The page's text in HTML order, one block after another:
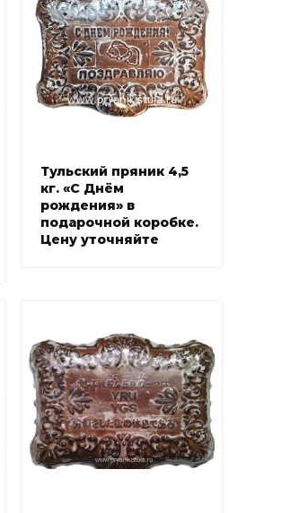
Тульский пряник 4,5
кг. «С Днём
рождения» в
подарочной коробке.
Цену уточняйте